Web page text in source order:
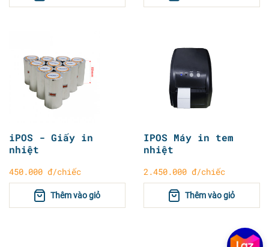
iPOS - Giấy in
nhiệt
450.000 đ/chiếc
Thêm vào giỏ
IPOS Máy in tem
nhiệt
2.450.000 đ/chiếc
Thêm vào giỏ